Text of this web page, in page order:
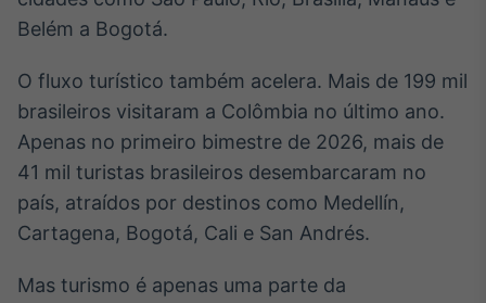
Em breve
Belém a Bogotá.
O fluxo turístico também acelera. Mais de 199 mil
brasileiros visitaram a Colômbia no último ano.
Apenas no primeiro bimestre de 2026, mais de
41 mil turistas brasileiros desembarcaram no
país, atraídos por destinos como Medellín,
Cartagena, Bogotá, Cali e San Andrés.
Mas turismo é apenas uma parte da